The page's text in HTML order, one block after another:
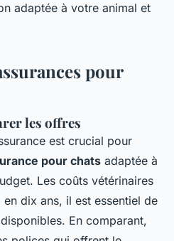
adaptée à votre animal et
pour
les offres
est crucial pour
pour chats adaptée à
Les coûts vétérinaires
dix ans, il est essentiel de
En comparant,